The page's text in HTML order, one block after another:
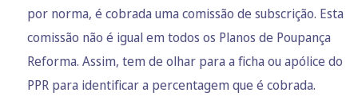
por norma, é cobrada uma comissão de subscrição. Esta
comissão não é igual em todos os Planos de Poupança
Reforma. Assim, tem de olhar para a ficha ou apólice do
PPR para identificar a percentagem que é cobrada.